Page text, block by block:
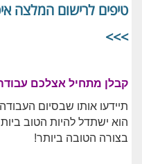
טיפים לרישום המלצה
>>>
קבלן מתחיל אצלכם
תיידעו אותו שבסיום
הוא ישתדל להיות הטוב
בצורה הטובה ביותר!